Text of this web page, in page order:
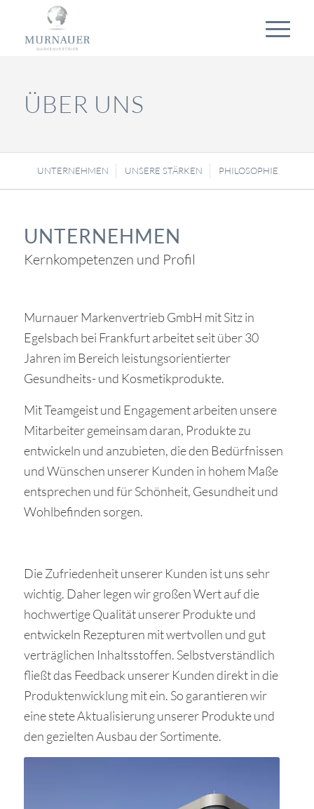
ÜBER UNS
UNTERNEHMEN UNSERE STÄRKEN PHILOSOPHIE
UNTERNEHMEN
Kernkompetenzen und Profil
Murnauer Markenvertrieb GmbH mit Sitz in
Egelsbach bei Frankfurt arbeitet seit über 30
Jahren im Bereich leistungsorientierter
Gesundheits- und Kosmetikprodukte.
Mit Teamgeist und Engagement arbeiten unsere
Mitarbeiter gemeinsam daran, Produkte zu
entwickeln und anzubieten, die den Bedürfnissen
und Wünschen unserer Kunden in hohem Maße
entsprechen und für Schönheit, Gesundheit und
Wohlbefinden sorgen.
Die Zufriedenheit unserer Kunden ist uns sehr
wichtig. Daher legen wir großen Wert auf die
hochwertige Qualität unserer Produkte und
entwickeln Rezepturen mit wertvollen und gut
verträglichen Inhaltsstoffen. Selbstverständlich
fließt das Feedback unserer Kunden direkt in die
Produktenwicklung mit ein. So garantieren wir
eine stete Aktualisierung unserer Produkte und
den gezielten Ausbau der Sortimente.